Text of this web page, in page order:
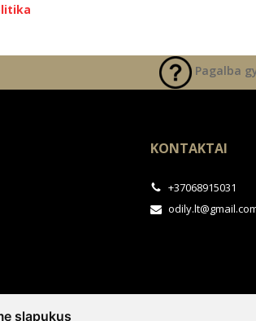
slapukus
Pagalba
KONTAKTAI
+37068915031